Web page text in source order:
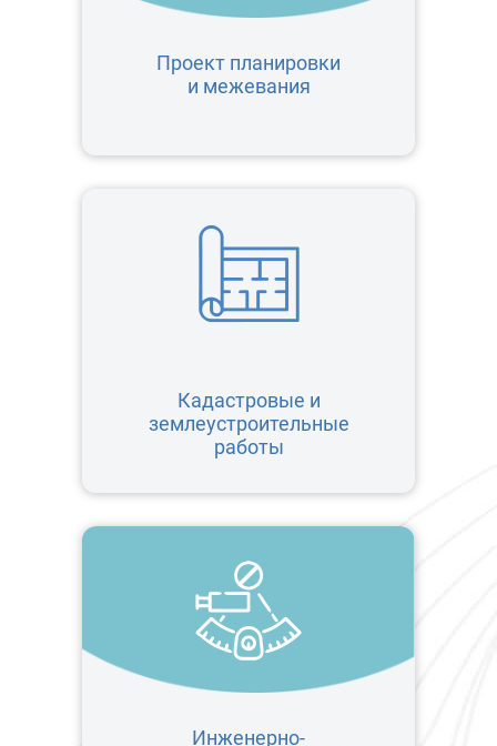
Проект планировки
и межевания
Инженерно-
Кадастровые и
землеустроительные
работы